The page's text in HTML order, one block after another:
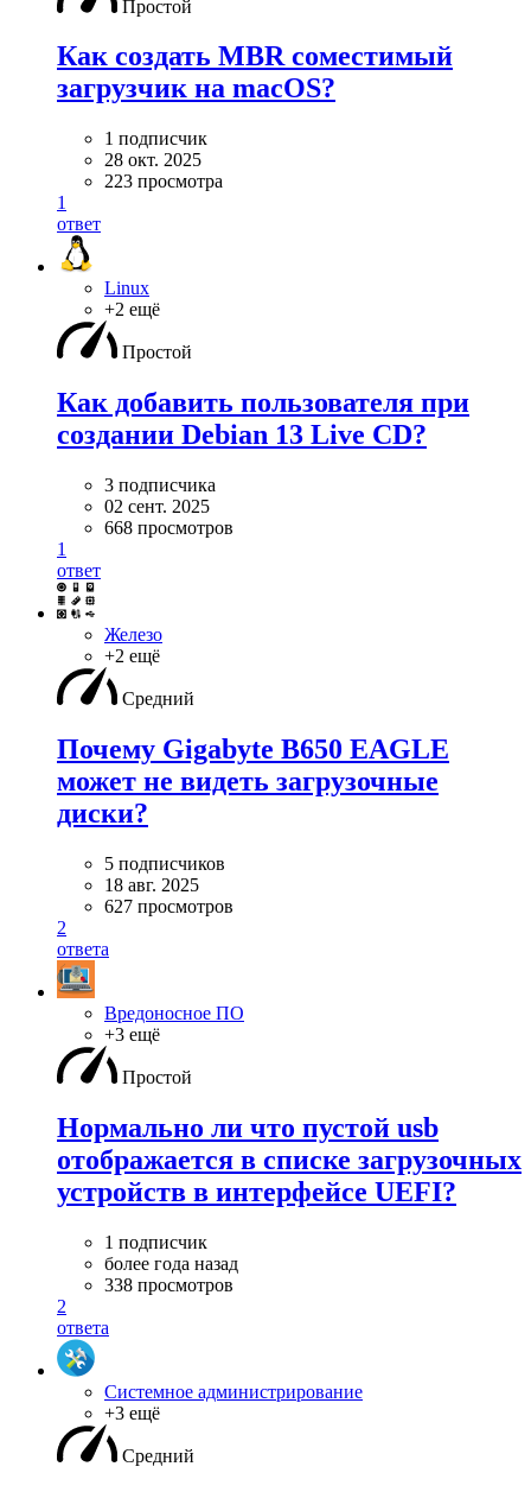
Простой
Как создать MBR соместимый
загрузчик на macOS?
1 подписчик
28 окт. 2025
223 просмотра
1
ответ
Linux
+2 ещё
Простой
Как добавить пользователя при
создании Debian 13 Live CD?
3 подписчика
02 сент. 2025
668 просмотров
1
ответ
Железо
+2 ещё
Средний
Почему Gigabyte B650 EAGLE
может не видеть загрузочные
диски?
5 подписчиков
18 авг. 2025
627 просмотров
2
ответа
Вредоносное ПО
+3 ещё
Простой
Нормально ли что пустой usb
отображается в списке загрузочных
устройств в интерфейсе UEFI?
1 подписчик
более года назад
338 просмотров
2
ответа
Системное администрирование
+3 ещё
Средний